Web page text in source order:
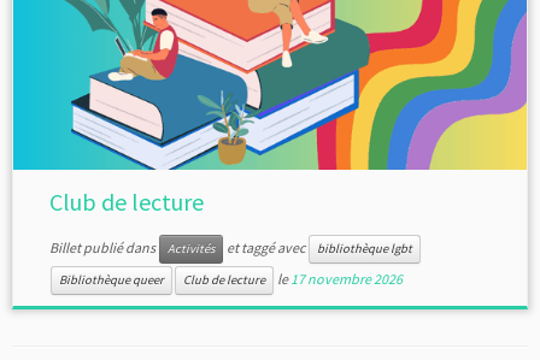
Club de lecture
Billet publié dans Activités et taggé avec
bibliothèque lgbt
Bibliothèque queer
Club de lecture le 17 novembre 2026